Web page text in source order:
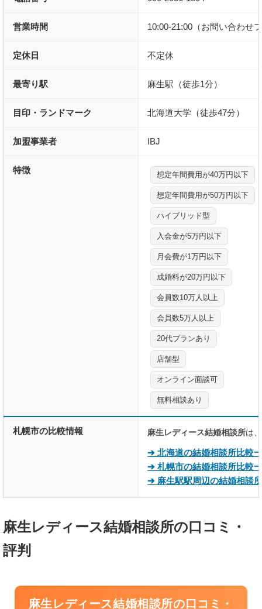
営業時間 10:00-21:00（お問い合わせ
定休日 不定休
最寄り駅 麻生駅（徒歩1分）
目印・ランドマーク 北海道大学（徒歩47分）
加盟事業者 IBJ
特徴 想定年間費用が40万円以下
想定年間費用が50万円以下
ハイブリッド型
入会金が5万円以下
月会費が1万円以下
成婚料が20万円以下
会員数10万人以上
会員数5万人以上
20代プランあり
店舗型
オンライン面談可
無料相談あり
札幌市の比較情報 麻生レディース結婚相談所は
➔ 北海道の結婚相談所比較
➔ 札幌市の結婚相談所比較
➔ 麻生駅駅周辺の結婚相談
麻生レディース結婚相談所の口コミ・
評判
麻生レディース結婚相談所の口コミ・